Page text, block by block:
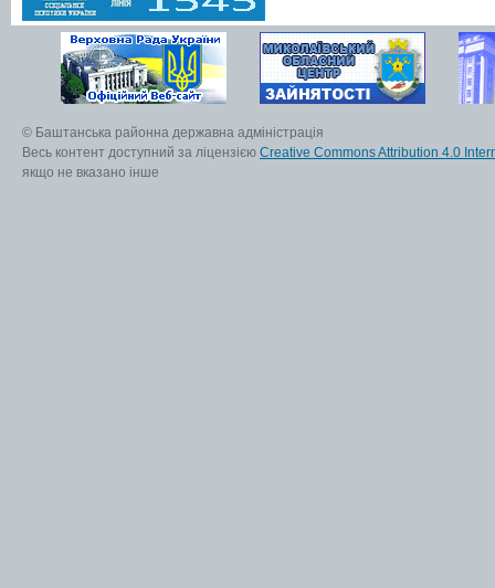
© Баштанська районна державна адміністрація
Весь контент доступний за ліцензією Creative Commons Attribution 4.0
якщо не вказано інше